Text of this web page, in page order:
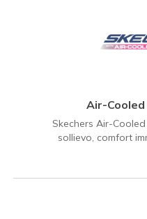
Air-Cooled
Skechers Air-
sollievo, comfort